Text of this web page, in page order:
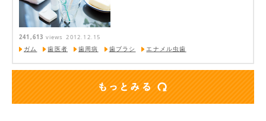
241,613 views 2012.12.15
ガム 歯医者 歯周病 歯ブラシ エナメル虫歯